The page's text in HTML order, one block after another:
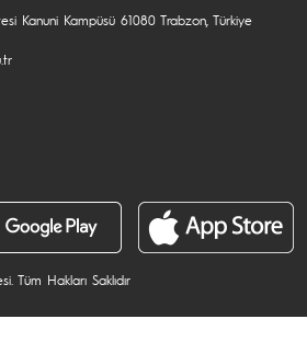
Kanuni Kampüsü 61080 Trabzon, Türkiye
Tüm Hakları Saklıdır